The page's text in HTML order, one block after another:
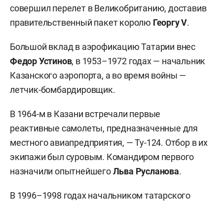
совершил перелет в Великобританию, доставив
правительственный пакет королю ГеоргуV.
Большой вклад в аэрофикацию Татарии внес
Федор Устинов, в 1953–1972 годах — начальник
Казанского аэропорта, а во время войны —
летчик-бомбардировщик.
В 1964-м в Казани встречали первые
реактивные самолеты, предназначенные для
местного авиапредприятия, — Ту-124. Отбор в их
экипажи был суровым. Командиром первого
назначили опытнейшегоЛьва Русланова.
В 1996–1998 годах начальником татарского